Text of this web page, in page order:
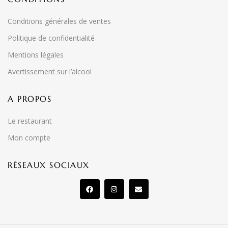
Conditions générales de ventes
Politique de confidentialité
Mentions légales
Avertissement sur l’alcool
A PROPOS
Le restaurant
Mon compte
RÉSEAUX SOCIAUX